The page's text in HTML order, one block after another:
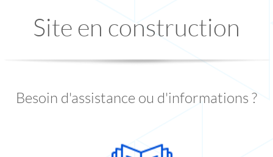
Site en construction
Besoin d'assistance ou d'informations ?